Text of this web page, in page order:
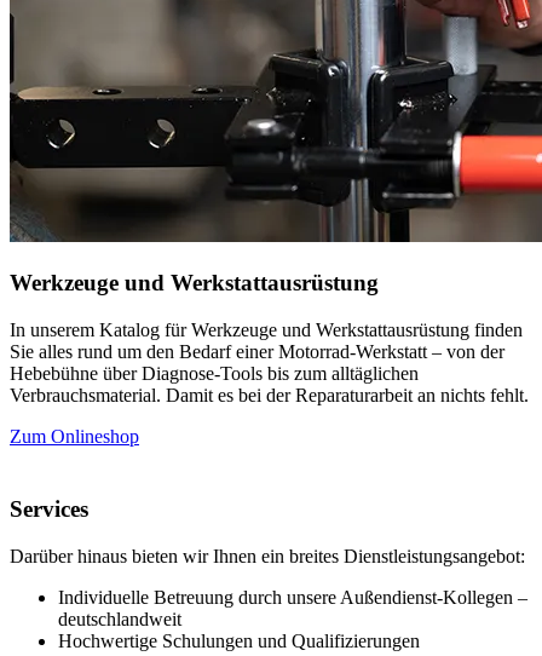
Werkzeuge und Werkstattausrüstung
In unserem Katalog für Werkzeuge und Werkstattausrüstung finden
Sie alles rund um den Bedarf einer Motorrad-Werkstatt – von der
Hebebühne über Diagnose-Tools bis zum alltäglichen
Verbrauchsmaterial. Damit es bei der Reparaturarbeit an nichts fehlt.
Zum Onlineshop
Services
Darüber hinaus bieten wir Ihnen ein breites Dienstleistungsangebot:
Individuelle Betreuung durch unsere Außendienst-Kollegen –
deutschlandweit
Hochwertige Schulungen und Qualifizierungen